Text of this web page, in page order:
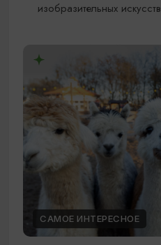
изобразительных искусств
САМОЕ ИНТЕРЕСНОЕ